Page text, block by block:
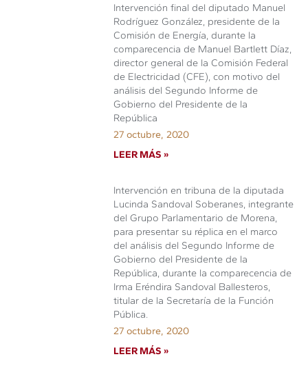
Intervención final del diputado Manuel
Rodríguez González, presidente de la
Comisión de Energía, durante la
comparecencia de Manuel Bartlett Díaz,
director general de la Comisión Federal
de Electricidad (CFE), con motivo del
análisis del Segundo Informe de
Gobierno del Presidente de la
República
27 octubre, 2020
LEER MÁS »
Intervención en tribuna de la diputada
Lucinda Sandoval Soberanes, integrante
del Grupo Parlamentario de Morena,
para presentar su réplica en el marco
del análisis del Segundo Informe de
Gobierno del Presidente de la
República, durante la comparecencia de
Irma Eréndira Sandoval Ballesteros,
titular de la Secretaría de la Función
Pública.
27 octubre, 2020
LEER MÁS »